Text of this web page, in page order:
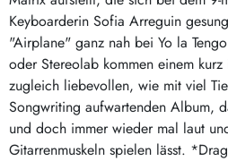
Keyboarderin Sofia Arreguin
"Airplane" ganz nah bei Yo la
oder Stereolab kommen einem
zugleich liebevollen, wie mit viel
Songwriting aufwartenden Album,
und doch immer wieder mal laut
Gitarrenmuskeln spielen lässt.